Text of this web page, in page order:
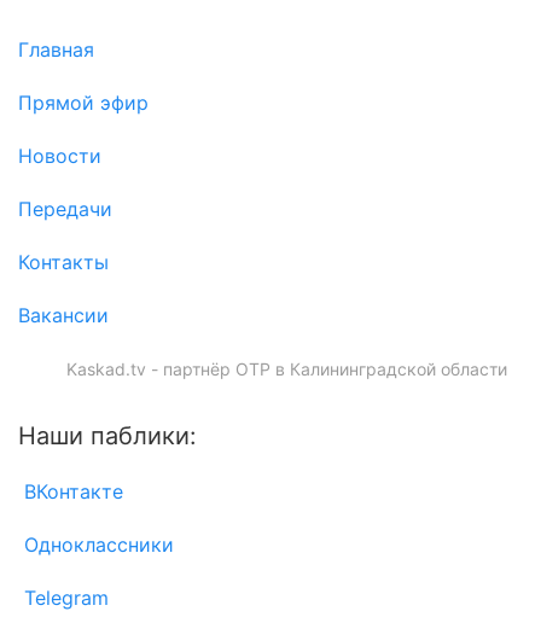
Главная
Прямой эфир
Новости
Передачи
Контакты
Вакансии
Kaskad.tv - партнёр ОТР в Калининградской области
Наши паблики:
ВКонтакте
Одноклассники
Telegram